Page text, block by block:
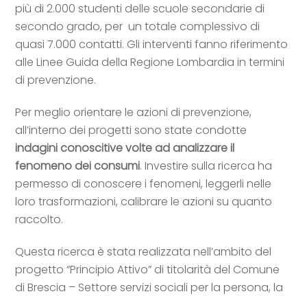
più di 2.000 studenti delle scuole secondarie di
secondo grado, per un totale complessivo di
quasi 7.000 contatti. Gli interventi fanno riferimento
alle Linee Guida della Regione Lombardia in termini
di prevenzione.
Per meglio orientare le azioni di prevenzione,
all’interno dei progetti sono state condotte
indagini conoscitive volte ad analizzare il
fenomeno dei consumi. Investire sulla ricerca ha
permesso di conoscere i fenomeni, leggerli nelle
loro trasformazioni, calibrare le azioni su quanto
raccolto.
Questa ricerca è stata realizzata nell’ambito del
progetto “Principio Attivo” di titolarità del Comune
di Brescia – Settore servizi sociali per la persona, la